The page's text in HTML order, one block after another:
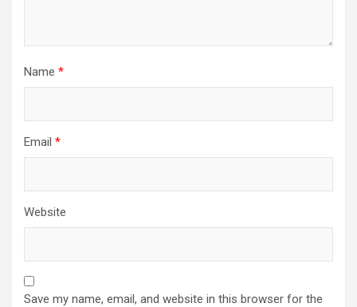
Name *
Email *
Website
Save my name, email, and website in this browser for the